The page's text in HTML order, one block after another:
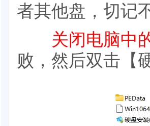
者其他盘，切记
关闭电脑中
败，然后双击【